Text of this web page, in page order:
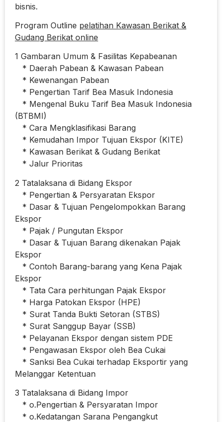
bisnis.
Program Outline pelatihan Kawasan Berikat &
Gudang Berikat online
1 Gambaran Umum & Fasilitas Kepabeanan
* Daerah Pabean & Kawasan Pabean
* Kewenangan Pabean
* Pengertian Tarif Bea Masuk Indonesia
* Mengenal Buku Tarif Bea Masuk Indonesia
(BTBMI)
* Cara Mengklasifikasi Barang
* Kemudahan Impor Tujuan Ekspor (KITE)
* Kawasan Berikat & Gudang Berikat
* Jalur Prioritas
2 Tatalaksana di Bidang Ekspor
* Pengertian & Persyaratan Ekspor
* Dasar & Tujuan Pengelompokkan Barang
Ekspor
* Pajak / Pungutan Ekspor
* Dasar & Tujuan Barang dikenakan Pajak
Ekspor
* Contoh Barang-barang yang Kena Pajak
Ekspor
* Tata Cara perhitungan Pajak Ekspor
* Harga Patokan Ekspor (HPE)
* Surat Tanda Bukti Setoran (STBS)
* Surat Sanggup Bayar (SSB)
* Pelayanan Ekspor dengan sistem PDE
* Pengawasan Ekspor oleh Bea Cukai
* Sanksi Bea Cukai terhadap Eksportir yang
Melanggar Ketentuan
3 Tatalaksana di Bidang Impor
* o.Pengertian & Persyaratan Impor
* o.Kedatangan Sarana Pengangkut